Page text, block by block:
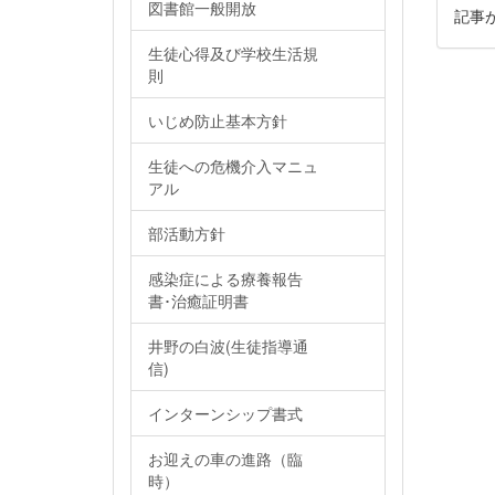
記事
図書館一般開放
生徒心得及び学校生活規
則
いじめ防止基本方針
生徒への危機介入マニュ
アル
部活動方針
感染症による療養報告
書･治癒証明書
井野の白波(生徒指導通
信)
インターンシップ書式
お迎えの車の進路（臨
時）